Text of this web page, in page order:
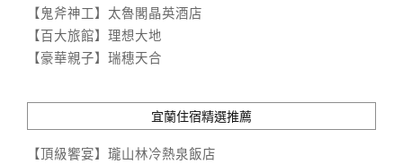
【鬼斧神工】太魯閣晶英酒店
【百大旅館】理想大地
【豪華親子】瑞穗天合
宜蘭住宿精選推薦
【頂級饗宴】瓏山林冷熱泉飯店